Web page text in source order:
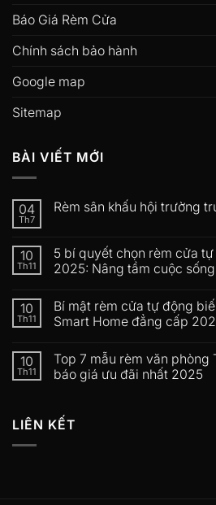
Báo Giá Rèm Cửa
Chính sách bảo hành
Google map
Sitemap
BÀI VIẾT MỚI
04
Th7
Rèm sân khấu hội trường
10
Th11
5 bí quyết chọn rèm cửa
2025: Nâng tầm cuộc
10
Th11
Bí mật rèm cửa tự động
Smart Home đẳng cấp
10
Th11
Top 7 mẫu rèm văn phòng
báo giá ưu đãi nhất 2025
LIÊN KẾT